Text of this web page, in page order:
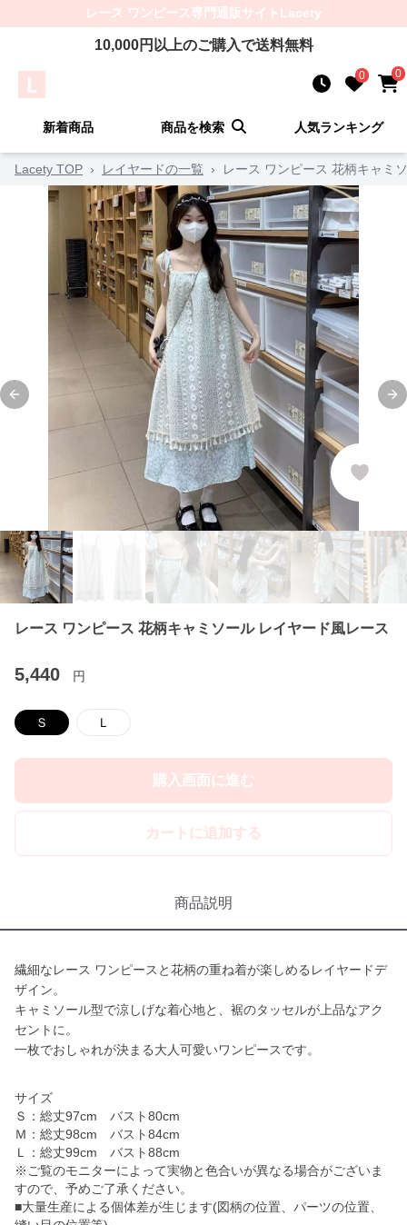
レース ワンピース専門通販サイト Lacety
10,000円以上のご購入で送料無料
0 0
新着商品 商品を検索 人気ランキング
Lacety TOP › レイヤードの一覧 › レース ワンピース 花柄キャミ
Previous slide
レース ワンピース 花柄キャミソール レイヤード風レース
5,440 円
Ｓ Ｌ
購入画面に進む
カートに追加する
商品説明
繊細なレース ワンピースと花柄の重ね着が楽しめるレイヤードデ
ザイン。
キャミソール型で涼しげな着心地と、裾のタッセルが上品なアク
セントに。
一枚でおしゃれが決まる大人可愛いワンピースです。
サイズ
Ｓ：総丈97cm バスト80cm
Ｍ：総丈98cm バスト84cm
Ｌ：総丈99cm バスト88cm
※ご覧のモニターによって実物と色合いが異なる場合がございま
すので、予めご了承ください。
■大量生産による個体差が生じます(図柄の位置、パーツの位置、